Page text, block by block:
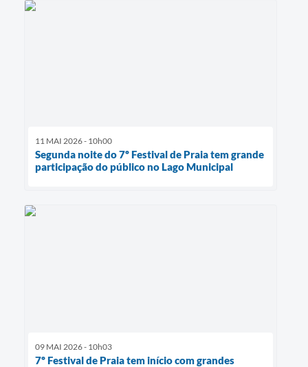
11 MAI 2026 - 10h00
Segunda noite do 7º Festival de Praia tem grande
participação do público no Lago Municipal
09 MAI 2026 - 10h03
7º Festival de Praia tem início com grandes